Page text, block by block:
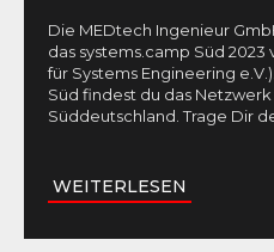
Die MEDtech Ingenieur
das systems.camp Süd 2023
für Systems Engineering
Süd findest du das
Süddeutschland. Trage Dir
WEITERLESEN